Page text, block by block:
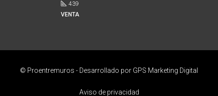
439
VENTA
© Proentremuros - Desarrollado por GPS Marketing Digital
Aviso de privacidad